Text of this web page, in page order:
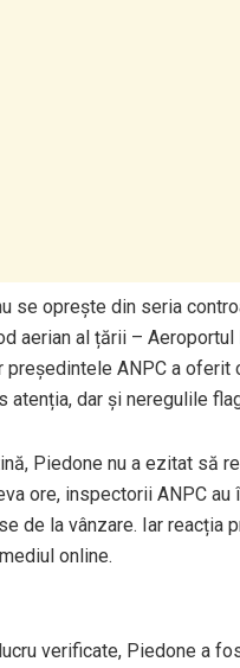
se oprește din seria
aerian al țării –
ANPC a
atenția, dar și neregulile
Piedone nu a ezitat să
ore, inspectorii ANPC
de la vânzare. Iar reacția
online.
verificate, Piedone a